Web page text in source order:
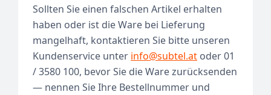
Sollten Sie einen falschen Artikel erhalten
haben oder ist die Ware bei Lieferung
mangelhaft, kontaktieren Sie bitte unseren
Kundenservice unter info@subtel.at oder 01
/ 3580 100, bevor Sie die Ware zurücksenden
— nennen Sie Ihre Bestellnummer und